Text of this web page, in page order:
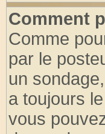
Comment
Comme
par le
un
a toujours
vous